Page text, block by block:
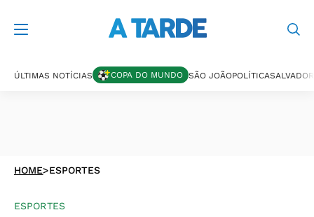
ÚLTIMAS NOTÍCIAS COPA DO MUNDO SÃO JOÃOPOLÍTICASALVADOR
HOME>ESPORTES
ESPORTES